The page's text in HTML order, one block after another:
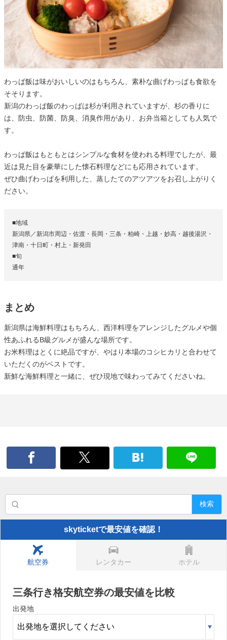
わっぱ飯は味がおいしいのはもちろん、素朴な曲げわっぱも食欲を
そそります。
新潟のわっぱ飯のわっぱは杉が利用されていますが、杉の香りに
は、防虫、防菌、防臭、消臭作用があり、お弁当箱としても人気で
す。
わっぱ飯はもともとはシンプルな食材を使われる料理でしたが、最
近は見た目を豪華にした懐石料理などにも応用されています。
ぜひ曲げわっぱを利用した、蒸したてのアツアツをお召し上がりく
ださい。
■地域
新潟県／新潟市周辺・佐渡・長岡・三条・柏崎・上越・妙高・越後湯沢・
津南・十日町・村上・新発田
■旬
通年
まとめ
新潟県は海鮮料理はもちろん、西洋料理をアレンジしたグルメや個
性あふれるB級グルメが盛んな場所です。
お米料理はとくに絶品ですが、やはり本場のコシヒカリと合わせて
いただくのがベストです。
新鮮な海鮮料理と一緒に、ぜひ現地で味わってみてくださいね。
検索
skyticketで最安値を確認！
航空券 レンタカー ホテル
三条行き格安航空券の最安値を比較
出発地